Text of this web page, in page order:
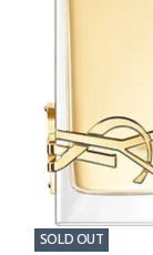
SOLD OUT